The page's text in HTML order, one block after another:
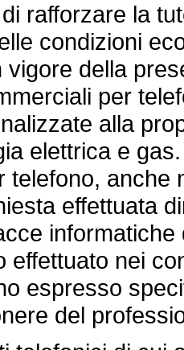
rafforzare la
condizioni
vigore della
per
alla
elettrica e
telefono, anche
effettuata
effettuato nei
espresso
del